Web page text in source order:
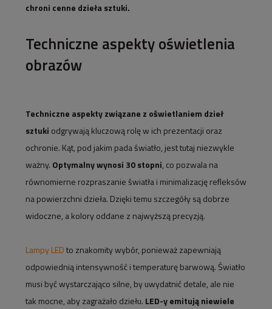
chroni cenne dzieła sztuki.
Techniczne aspekty oświetlenia
obrazów
Techniczne aspekty związane z oświetlaniem dzieł
sztuki odgrywają kluczową rolę w ich prezentacji oraz
ochronie. Kąt, pod jakim pada światło, jest tutaj niezwykle
ważny. Optymalny wynosi 30 stopni, co pozwala na
równomierne rozpraszanie światła i minimalizację refleksów
na powierzchni dzieła. Dzięki temu szczegóły są dobrze
widoczne, a kolory oddane z najwyższą precyzją.
Lampy LEDto znakomity wybór, ponieważ zapewniają
odpowiednią intensywność i temperaturę barwową. Światło
musi być wystarczająco silne, by uwydatnić detale, ale nie
tak mocne, aby zagrażało dziełu. LED-y emitują niewiele